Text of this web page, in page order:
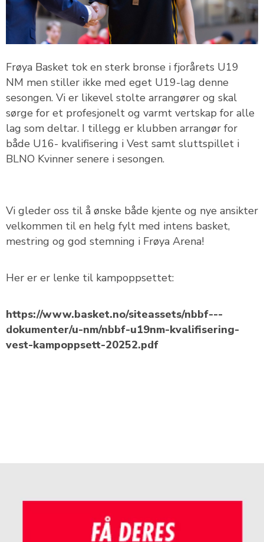
Frøya Basket tok en sterk bronse i fjorårets U19
NM men stiller ikke med eget U19-lag denne
sesongen. Vi er likevel stolte arrangører og skal
sørge for et profesjonelt og varmt vertskap for alle
lag som deltar. I tillegg er klubben arrangør for
både U16- kvalifisering i Vest samt sluttspillet i
BLNO Kvinner senere i sesongen.
Vi gleder oss til å ønske både kjente og nye ansikter
velkommen til en helg fylt med intens basket,
mestring og god stemning i Frøya Arena!
Her er er lenke til kampoppsettet:
https://www.basket.no/siteassets/nbbf---
dokumenter/u-nm/nbbf-u19nm-kvalifisering-
vest-kampoppsett-20252.pdf